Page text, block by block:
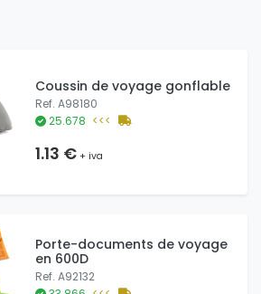
Coussin de voyage gonflable
Ref. A98180
25.678 <<<
1.13 €+ iva
Porte-documents de voyage
en 600D
Ref. A92132